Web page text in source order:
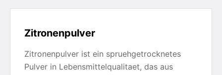
Zitronenpulver
Zitronenpulver ist ein spruehgetrocknetes
Pulver in Lebensmittelqualitaet, das aus